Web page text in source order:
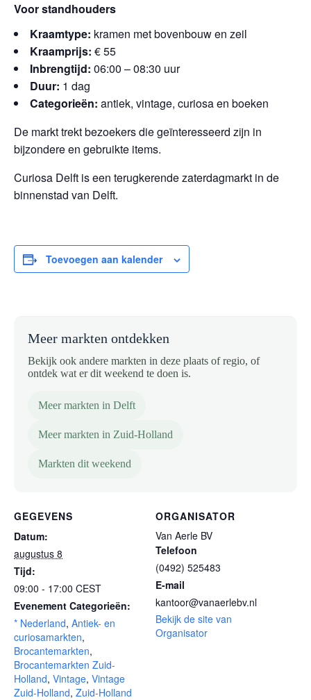
Voor standhouders
Kraamtype: kramen met bovenbouw en zeil
Kraamprijs: € 55
Inbrengtijd: 06:00 – 08:30 uur
Duur: 1 dag
Categorieën: antiek, vintage, curiosa en boeken
De markt trekt bezoekers die geïnteresseerd zijn in
bijzondere en gebruikte items.
Curiosa Delft is een terugkerende zaterdagmarkt in de
binnenstad van Delft.
Toevoegen aan kalender
Meer markten ontdekken
Bekijk ook andere markten in deze plaats of regio, of
ontdek wat er dit weekend te doen is.
Meer markten in Delft
Meer markten in Zuid-Holland
Markten dit weekend
GEGEVENS
Datum:
augustus 8
Tijd:
09:00 - 17:00 CEST
Evenement Categorieën:
* Nederland, Antiek- en
curiosamarkten,
Brocantemarkten,
Brocantemarkten Zuid-
Holland, Vintage, Vintage
Zuid-Holland, Zuid-Holland
ORGANISATOR
Van Aerle BV
Telefoon
(0492) 525483
E-mail
kantoor@vanaerlebv.nl
Bekijk de site van
Organisator